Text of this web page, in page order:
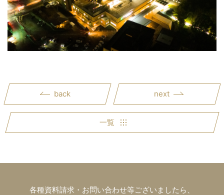
back next
一覧
各種資料請求・お問い合わせ等ございましたら、